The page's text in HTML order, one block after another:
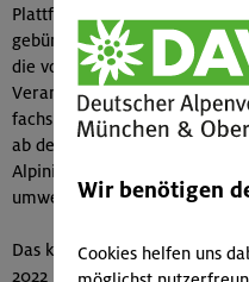
Plattform “Meine
gebündelt und interaktiv
die von den Teilnehmer*innen
Veranstaltung. Die
fachsportlichen Ausbildung.
ab dem Datum der
Alpinist*innen so noch stärker
umweltverträglichen
Das komplette
2022 unter folgendem Link
Wir benötigen
Cookies helfen uns